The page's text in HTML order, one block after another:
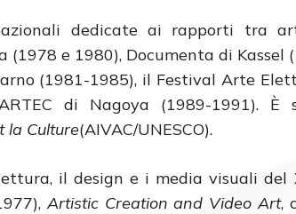
dedicate ai rapporti tra
e 1980), Documenta di
(1981-1985), il Festival Arte
di Nagoya (1989-1991). È
la Culture(AIVAC/UNESCO).
il design e i media visuali del
Artistic Creation and Video Art,